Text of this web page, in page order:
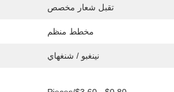
تقبل شعار مخصص
مخطط منظم
نينغبو / شنغهاي